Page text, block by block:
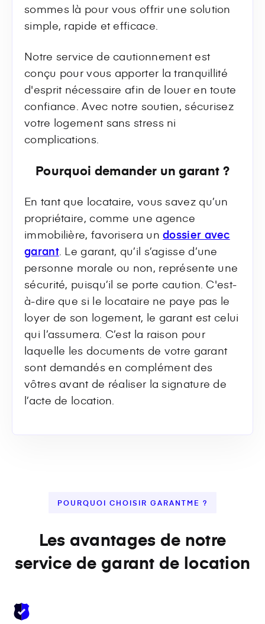
sommes là pour vous offrir une solution
simple, rapide et efficace.
Notre service de cautionnement est
conçu pour vous apporter la tranquillité
d'esprit nécessaire afin de louer en toute
confiance. Avec notre soutien, sécurisez
votre logement sans stress ni
complications.
Pourquoi demander un garant ?
En tant que locataire, vous savez qu’un
propriétaire, comme une agence
immobilière, favorisera undossier avec
garant. Le garant, qu’il s’agisse d’une
personne morale ou non, représente une
sécurité, puisqu’il se porte caution. C'est-
à-dire que si le locataire ne paye pas le
loyer de son logement, le garant est celui
qui l’assumera. C’est la raison pour
laquelle les documents de votre garant
sont demandés en complément des
vôtres avant de réaliser la signature de
l’acte de location.
POURQUOI CHOISIR GARANTME ?
Les avantages de notre
service de garant de location